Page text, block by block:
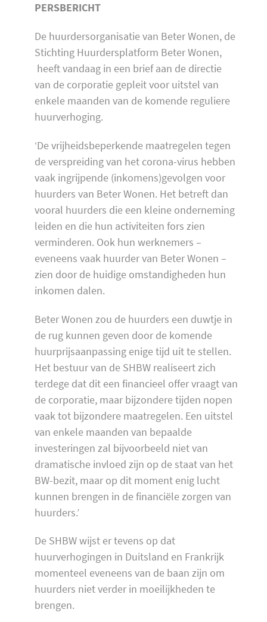
PERSBERICHT
De huurdersorganisatie van Beter Wonen, de
Stichting Huurdersplatform Beter Wonen,
heeft vandaag in een brief aan de directie
van de corporatie gepleit voor uitstel van
enkele maanden van de komende reguliere
huurverhoging.
‘De vrijheidsbeperkende maatregelen tegen
de verspreiding van het corona-virus hebben
vaak ingrijpende (inkomens)gevolgen voor
huurders van Beter Wonen. Het betreft dan
vooral huurders die een kleine onderneming
leiden en die hun activiteiten fors zien
verminderen. Ook hun werknemers –
eveneens vaak huurder van Beter Wonen –
zien door de huidige omstandigheden hun
inkomen dalen.
Beter Wonen zou de huurders een duwtje in
de rug kunnen geven door de komende
huurprijsaanpassing enige tijd uit te stellen.
Het bestuur van de SHBW realiseert zich
terdege dat dit een financieel offer vraagt van
de corporatie, maar bijzondere tijden nopen
vaak tot bijzondere maatregelen. Een uitstel
van enkele maanden van bepaalde
investeringen zal bijvoorbeeld niet van
dramatische invloed zijn op de staat van het
BW-bezit, maar op dit moment enig lucht
kunnen brengen in de financiële zorgen van
huurders.’
De SHBW wijst er tevens op dat
huurverhogingen in Duitsland en Frankrijk
momenteel eveneens van de baan zijn om
huurders niet verder in moeilijkheden te
brengen.